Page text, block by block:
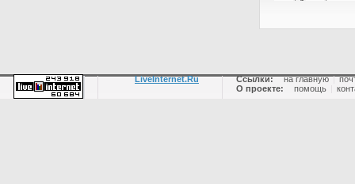
LiveInternet.Ru Ссылки: на главную |
О проекте:
помощь